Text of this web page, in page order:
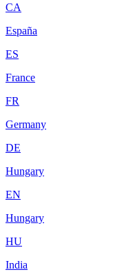
CA
España
ES
France
FR
Germany
DE
Hungary
EN
Hungary
HU
India